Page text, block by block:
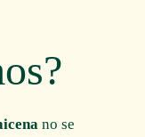
no se